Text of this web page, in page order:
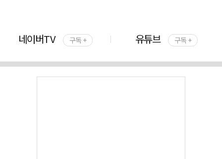
네이버TV 구독 + 유튜브 구독 +